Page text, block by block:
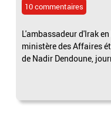
10 commentaires
L'ambassadeur d'Irak
ministère des Affaires
de Nadir Dendoune,